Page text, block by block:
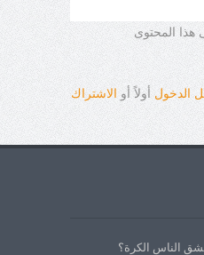
هذا المحتوى
الدخول أولاً أو الاشتراك
الناس الكرة؟